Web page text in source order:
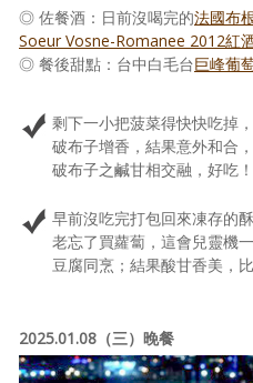
活動實況記錄
媒體報導一覽
訂閱電子報
◎ 佐餐酒：日前沒喝完的法國布
Soeur Vosne-Romanee 2012紅
◎ 餐後甜點：台中白毛台巨峰葡
剩下一小把菠菜得快快吃掉
破布子增香，結果意外和合
破布子之鹹甘相交融，好吃！
早前沒吃完打包回來凍存的
老忘了買蘿蔔，這會兒靈機
豆腐同烹；結果酸甘香美，
2025.01.08（三）晚餐